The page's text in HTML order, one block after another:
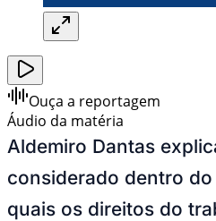
Ouça a reportagem
Áudio da matéria
Aldemiro Dantas
considerado dentro
quais os direitos do